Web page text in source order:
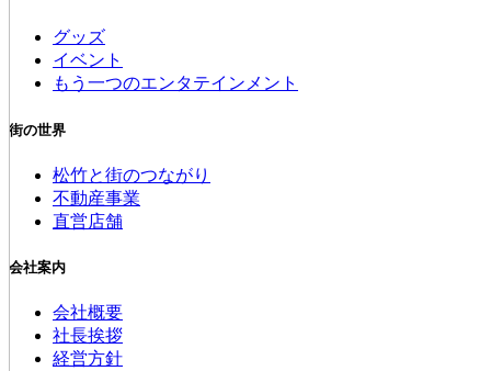
グッズ
イベント
もう一つのエンタテインメント
街の世界
松竹と街のつながり
不動産事業
直営店舗
会社案内
会社概要
社長挨拶
経営方針